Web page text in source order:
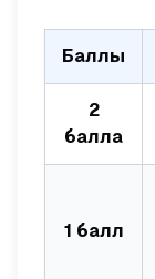
Баллы
2
балла
1 балл